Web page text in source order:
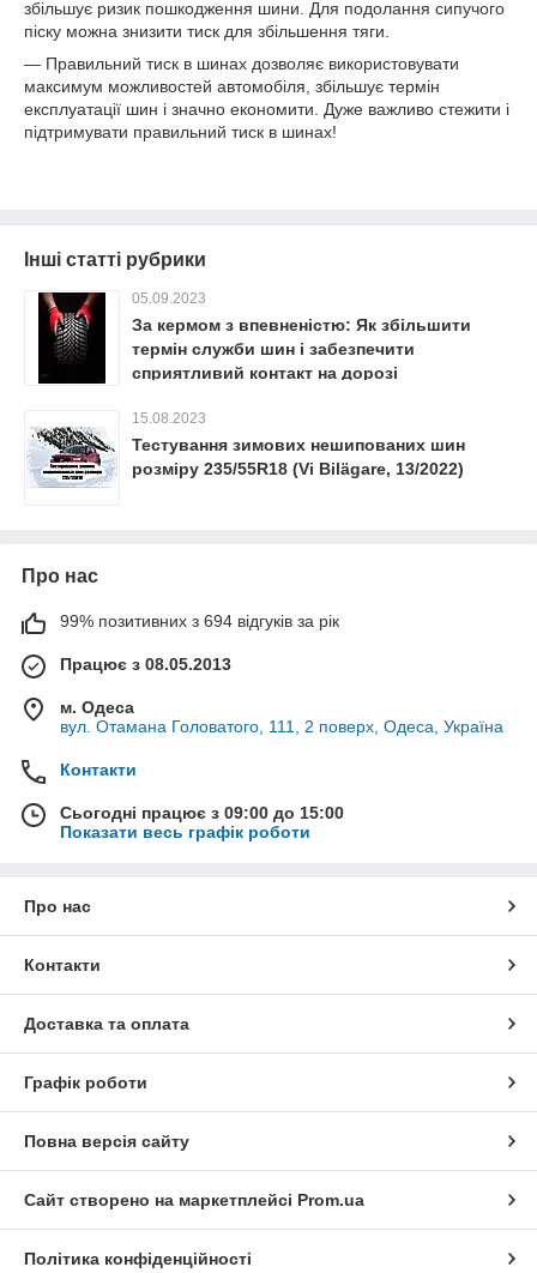
збільшує ризик пошкодження шини. Для подолання сипучого
піску можна знизити тиск для збільшення тяги.
— Правильний тиск в шинах дозволяє використовувати
максимум можливостей автомобіля, збільшує термін
експлуатації шин і значно економити. Дуже важливо стежити і
підтримувати правильний тиск в шинах!
Інші статті рубрики
05.09.2023
За кермом з впевненістю: Як збільшити
термін служби шин і забезпечити
сприятливий контакт на дорозі
15.08.2023
Тестування зимових нешипованих шин
розміру 235/55R18 (Vi Bilägare, 13/2022)
Про нас
99% позитивних з 694 відгуків за рік
Працює з 08.05.2013
м. Одеса
вул. Отамана Головатого, 111, 2 поверх, Одеса, Україна
Контакти
Сьогодні працює з 09:00 до 15:00
Показати весь графік роботи
Про нас
Контакти
Доставка та оплата
Графік роботи
Повна версія сайту
Сайт створено на маркетплейсі Prom.ua
Політика конфіденційності